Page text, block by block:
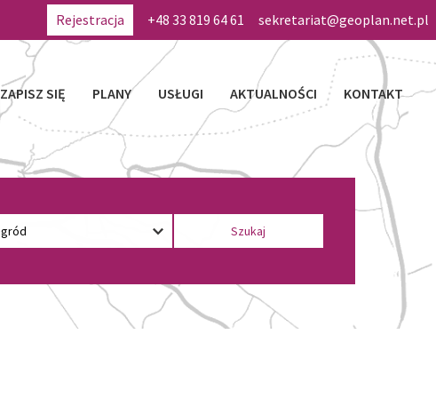
Rejestracja +48 33 819 64 61 sekretariat@geoplan.net.pl
ZAPISZ SIĘ PLANY USŁUGI AKTUALNOŚCI KONTAKT